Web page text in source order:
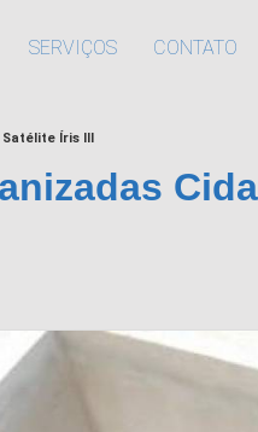
SERVIÇOS CONTATO
Íris III